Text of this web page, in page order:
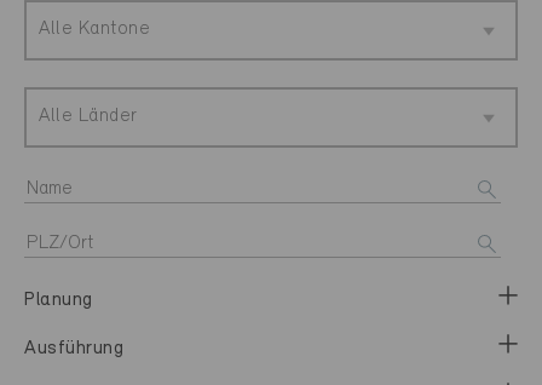
Alle Kantone
Alle Länder
Planung
Ausführung